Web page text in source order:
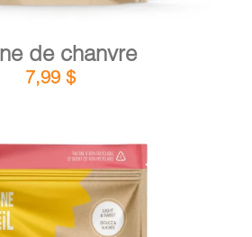
de chanvre
7,99 $